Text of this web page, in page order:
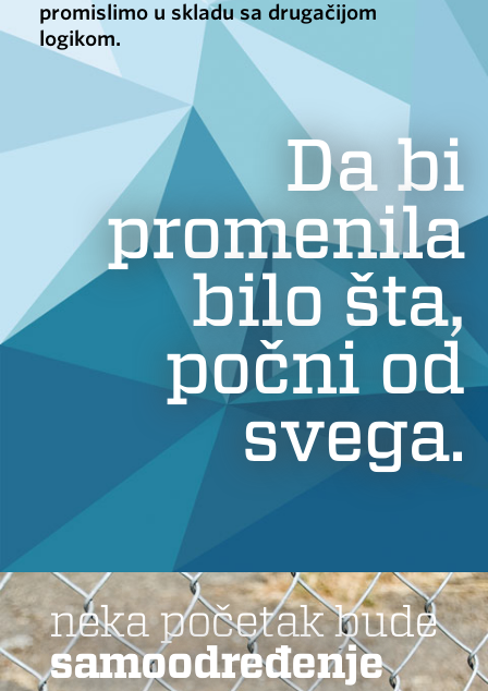
promislimo u skladu sa drugačijom
logikom.
Da bi
promenila
bilo šta,
počni od
svega.
neka početak bude
samoodređenje